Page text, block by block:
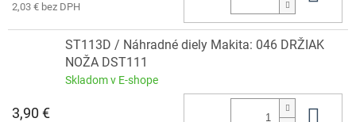
2,03 € bez DPH
ST113D / Náhradné diely Makita: 046 DRŽIAK
NOŽA DST111
Skladom v E-shope
3,90 €